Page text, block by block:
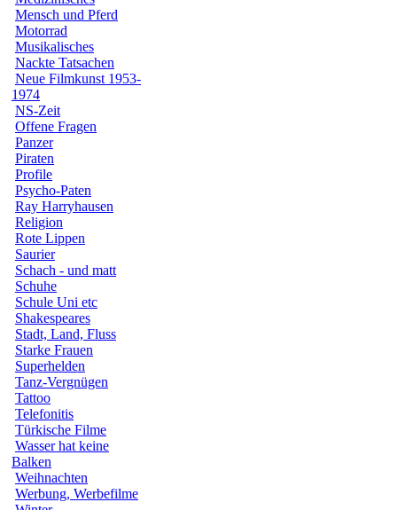
Mensch und Pferd
Motorrad
Musikalisches
Nackte Tatsachen
Neue Filmkunst 1953-
1974
NS-Zeit
Offene Fragen
Panzer
Piraten
Profile
Psycho-Paten
Ray Harryhausen
Religion
Rote Lippen
Saurier
Schach - und matt
Schuhe
Schule Uni etc
Shakespeares
Stadt, Land, Fluss
Starke Frauen
Superhelden
Tanz-Vergnügen
Tattoo
Telefonitis
Türkische Filme
Wasser hat keine
Balken
Weihnachten
Werbung, Werbefilme